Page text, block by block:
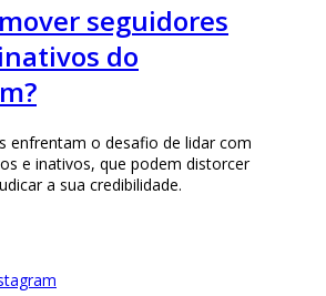
seguidores
do
enfrentam o desafio de lidar com
e inativos, que podem distorcer
a sua credibilidade.